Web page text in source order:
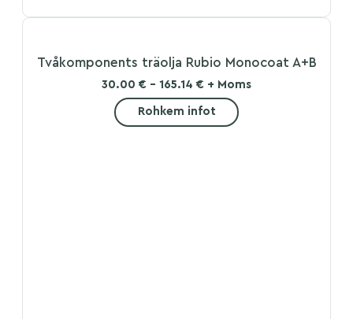
Tvåkomponents träolja Rubio Monocoat A+B
30.00 € - 165.14 € + Moms
Rohkem infot